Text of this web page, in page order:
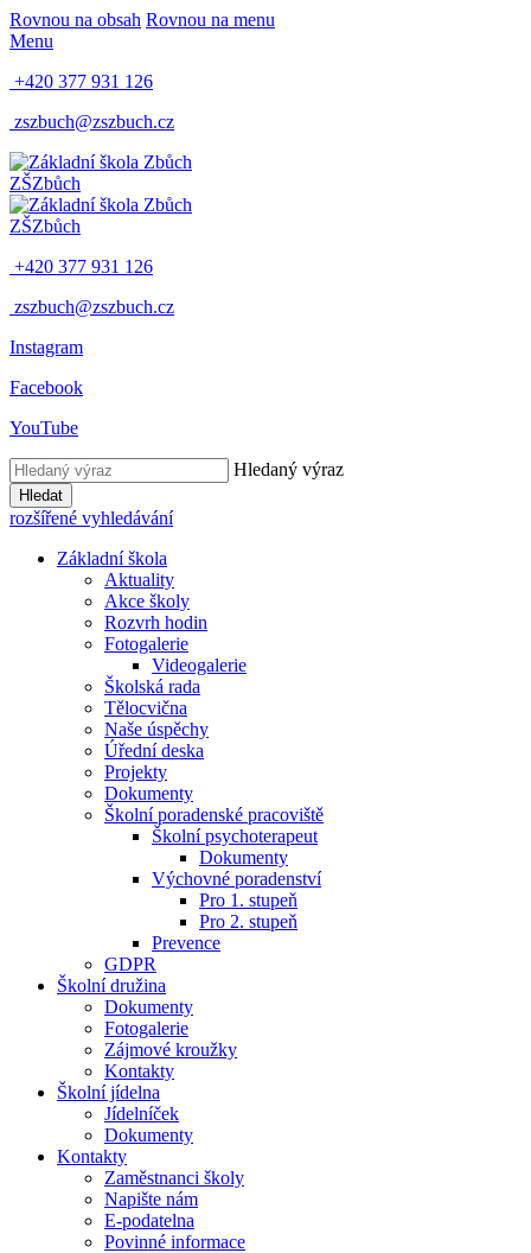
Rovnou na obsah Rovnou na menu
Menu
+420 377 931 126
zszbuch@zszbuch.cz
ZŠZbůch
ZŠZbůch
+420 377 931 126
zszbuch@zszbuch.cz
Instagram
Facebook
YouTube
Hledaný výraz
Hledat
rozšířené vyhledávání
Základní škola
Aktuality
Akce školy
Rozvrh hodin
Fotogalerie
Videogalerie
Školská rada
Tělocvična
Naše úspěchy
Úřední deska
Projekty
Dokumenty
Školní poradenské pracoviště
Školní psychoterapeut
Dokumenty
Výchovné poradenství
Pro 1. stupeň
Pro 2. stupeň
Prevence
GDPR
Školní družina
Dokumenty
Fotogalerie
Zájmové kroužky
Kontakty
Školní jídelna
Jídelníček
Dokumenty
Kontakty
Zaměstnanci školy
Napište nám
E-podatelna
Povinné informace